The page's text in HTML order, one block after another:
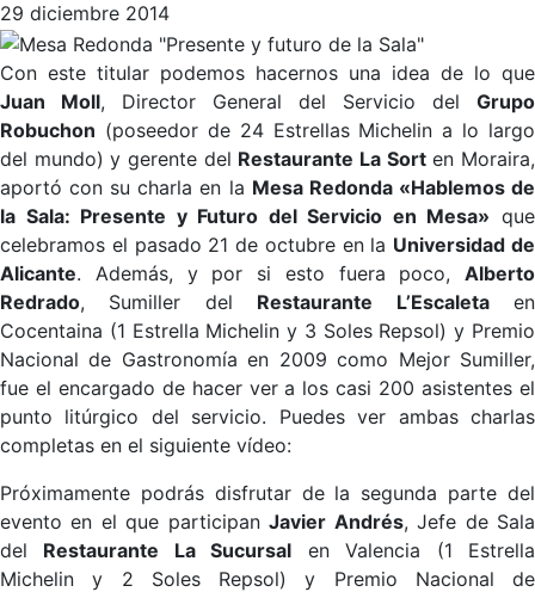
29 diciembre 2014
Con este titular podemos hacernos una idea de lo que
Juan Moll, Director General del Servicio del Grupo
Robuchon (poseedor de 24 Estrellas Michelin a lo largo
del mundo) y gerente del Restaurante La Sorten Moraira,
aportó con su charla en la Mesa Redonda «Hablemos de
la Sala: Presente y Futuro del Servicio en Mesa» que
celebramos el pasado 21 de octubre en la Universidad de
Alicante. Además, y por si esto fuera poco, Alberto
Redrado, Sumiller del Restaurante L’Escaletaen
Cocentaina (1 Estrella Michelin y 3 Soles Repsol) y Premio
Nacional de Gastronomía en 2009 como Mejor Sumiller,
fue el encargado de hacer ver a los casi 200 asistentes el
punto litúrgico del servicio. Puedes ver ambas charlas
completas en el siguiente vídeo:
Próximamente podrás disfrutar de la segunda parte del
evento en el que participanJavier Andrés, Jefe de Sala
del Restaurante La Sucursal en Valencia (1 Estrella
Michelin y 2 Soles Repsol) y Premio Nacional de